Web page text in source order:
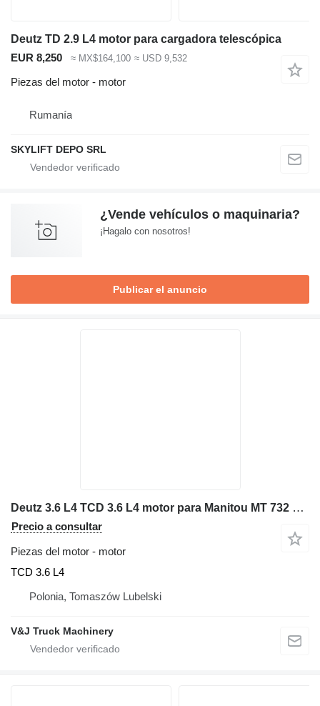
Deutz TD 2.9 L4 motor para cargadora telescópica
EUR 8,250
≈ MX$164,100 ≈ USD 9,532
Piezas del motor - motor
Rumanía
SKYLIFT DEPO SRL
¿Vende vehículos o maquinaria?
¡Hagalo con nosotros!
Publicar el anuncio
Deutz 3.6 L4 TCD 3.6 L4 motor para Manitou MT 732 cargadora telescópica
Precio a consultar
Piezas del motor - motor
TCD 3.6 L4
Polonia, Tomaszów Lubelski
V&J Truck Machinery